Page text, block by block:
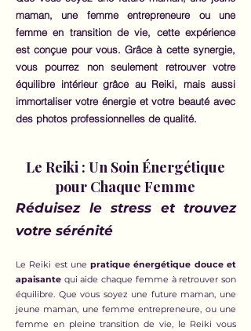
maman, une femme entrepreneure ou une
femme en transition de vie, cette expérience
est conçue pour vous. Grâce à cette synergie,
vous pourrez non seulement retrouver votre
équilibre intérieur grâce au Reiki, mais aussi
immortaliser votre énergie et votre beauté avec
des photos professionnelles de qualité.
Le Reiki : Un Soin Énergétique
pour Chaque Femme
Réduisez le stress et trouvez
votre sérénité
Le Reiki est unepratique énergétique douce et
apaisante qui aide chaque femme à retrouver son
équilibre. Que vous soyez une future maman, une
jeune maman, une femme entrepreneure, ou une
femme en pleine transition de vie, le Reiki vous